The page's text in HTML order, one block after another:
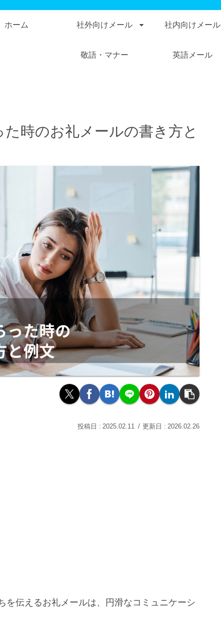
ホーム 社外向けメール 社内向けメール
敬語・マナー 英語メール
た時のお礼メールの書き方と
2025.02.11 2026.02.26
を伝えるお礼メールは、円滑なコミュニケーシ